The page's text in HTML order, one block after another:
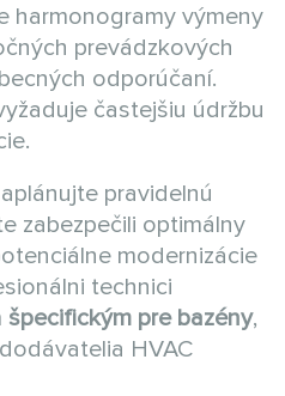
harmonogramy výmeny
prevádzkových
odporúčaní.
častejšiu údržbu
pravidelnú
zabezpečili optimálny
modernizácie
technici
špecifickým pre bazény,
HVAC